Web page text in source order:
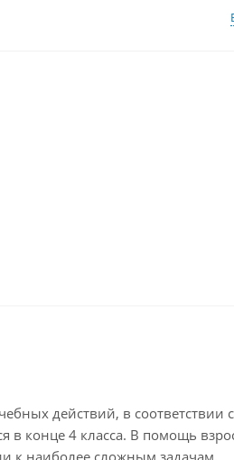
действий, в соответствии
в конце 4 класса. В помощь